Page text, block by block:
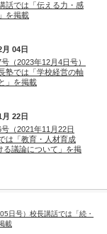
話では「伝える力・感
を掲載
04日
（2023年12月4日号）
塾では「学校経営の軸
」を掲載
22日
（2021年11月22日
は「教育・人材育成
る議論について」を掲
日号）校長講話では「続・
載